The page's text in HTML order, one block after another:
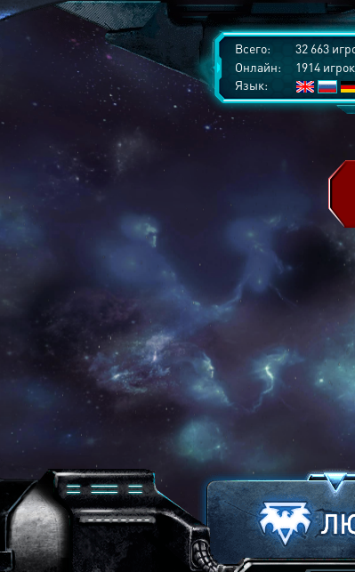
Всего:
32 663
Онлайн:
1914
Язык: